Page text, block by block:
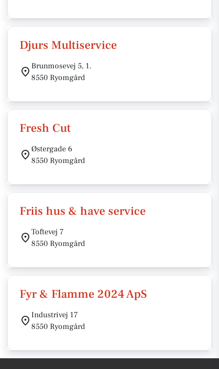
Djurs Multiservice
Brunmosevej 5, 1.
8550 Ryomgård
Fresh Cut
Østergade 6
8550 Ryomgård
Friis hus & have service
Toftevej 7
8550 Ryomgård
Fyr & Flamme 2024 ApS
Industrivej 17
8550 Ryomgård